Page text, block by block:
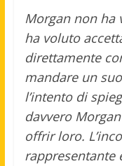
Morgan non ha
ha voluto
direttamente
mandare un
l’intento di
davvero
offrir loro.
rappresentante